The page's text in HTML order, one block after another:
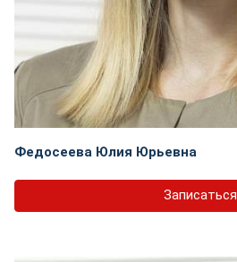
Федосеева Юлия Юрьевна
Записаться